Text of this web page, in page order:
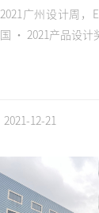
2021广州设计周，
国 · 2021产品设计
2021-12-21